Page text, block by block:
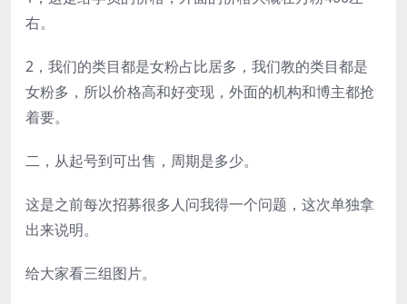
右。
2，我们的类目都是女粉占比居多，我们教的类目都是
女粉多，所以价格高和好变现，外面的机构和博主都抢
着要。
二，从起号到可出售，周期是多少。
这是之前每次招募很多人问我得一个问题，这次单独拿
出来说明。
给大家看三组图片。